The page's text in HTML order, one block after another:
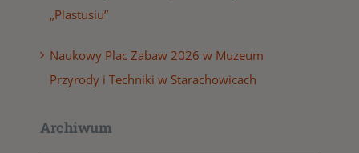
„Plastusiu”
Naukowy Plac Zabaw 2026 w Muzeum
Przyrody i Techniki w Starachowicach
Archiwum